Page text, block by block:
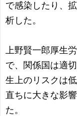
で感染したり、
析した。
上野賢一郎厚生
で、関係国は適
生上のリスクは
直ちに大きな影
た。